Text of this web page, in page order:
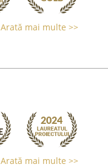
Arată mai multe >>
Arată mai multe >>